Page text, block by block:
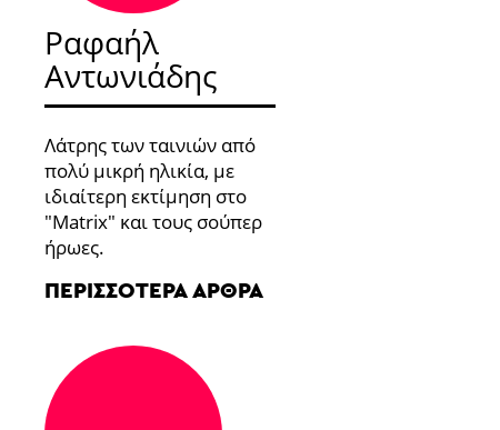
Ραφαήλ
Αντωνιάδης
Λάτρης των ταινιών από
πολύ μικρή ηλικία, με
ιδιαίτερη εκτίμηση στο
"Matrix" και τους σούπερ
ήρωες.
ΠΕΡΙΣΣΌΤΕΡΑ ΆΡΘΡΑ